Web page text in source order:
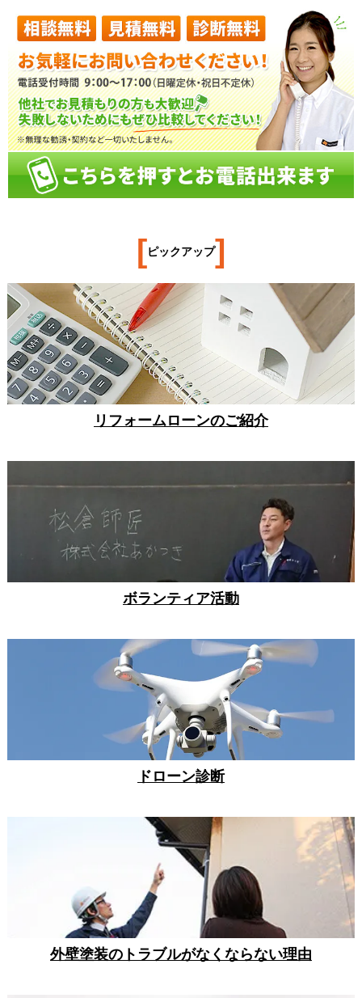
[ピックアップ]
リフォームローンのご紹介
ボランティア活動
ドローン診断
外壁塗装のトラブルがなくならない理由